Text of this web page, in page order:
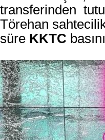
transferinden
Törehan s
süre KKTC